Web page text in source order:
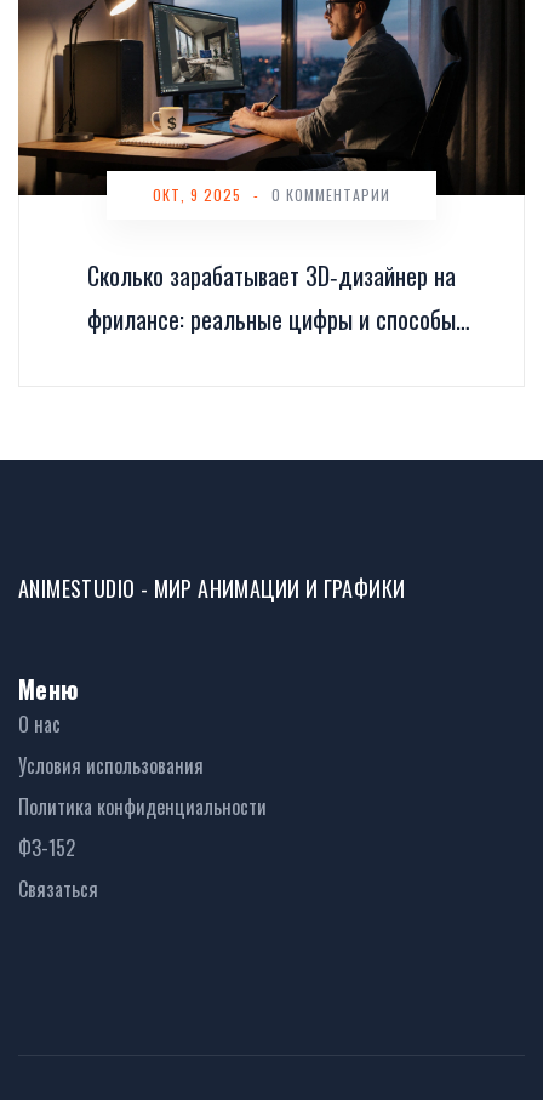
Сколько зарабатывает 3D‑дизайнер на
фрилансе: реальные цифры и способы
ОКТ, 9 2025 - 0 КОММЕНТАРИИ
ANIMESTUDIO - МИР АНИМАЦИИ И ГРАФИКИ
Меню
О нас
Условия использования
Политика конфиденциальности
ФЗ-152
Связаться